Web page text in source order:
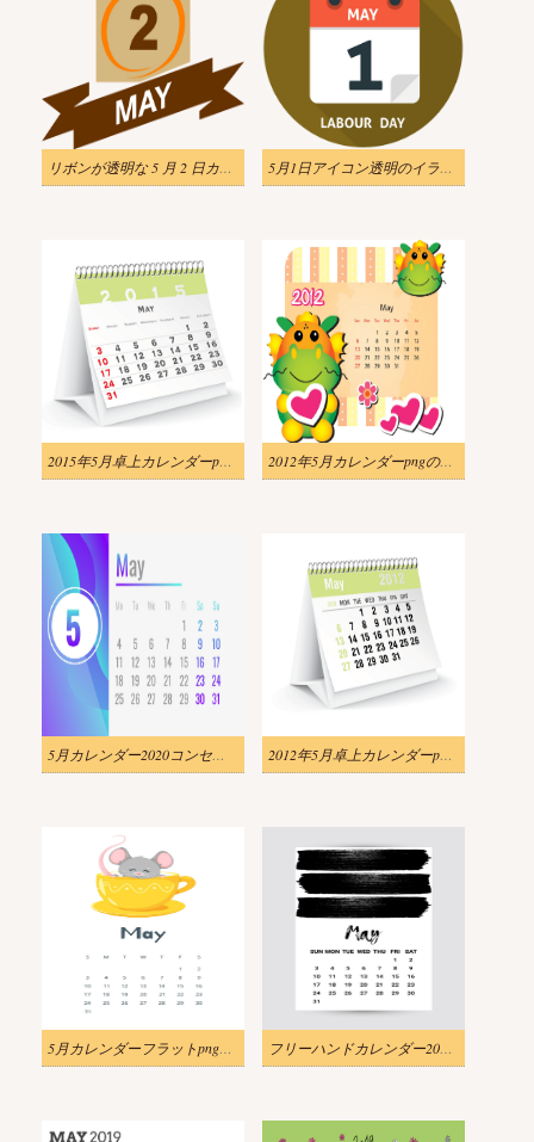
リボンが透明な 5 月 2 日カレンダーのイラスト 5月1日アイコン透明のイラスト
2015年5月卓上カレンダーpngのイラスト 2012年5月カレンダーpngのイラスト
5月カレンダー2020コンセプトバナーpngのイラスト 2012年5月卓上カレンダーpngのイラスト
5月カレンダーフラットpngのイラスト フリーハンドカレンダー2020年5月のイラストpng